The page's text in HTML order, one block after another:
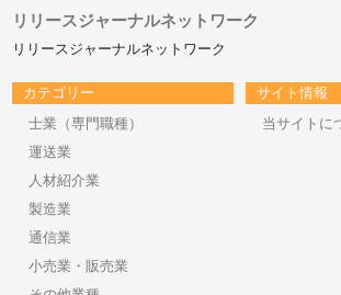
リリースジャーナルネットワーク
リリースジャーナルネットワーク
カテゴリー
士業（専門職種）
運送業
人材紹介業
製造業
通信業
小売業・販売業
サイト情報
当サイトに